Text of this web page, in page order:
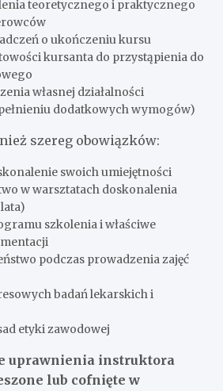
teoretycznego i praktycznego
o ukończeniu kursu
kursanta do przystąpienia do
własnej działalności
dodatkowych wymogów)
szereg obowiązków:
swoich umiejętności
w warsztatach doskonalenia
szkolenia i właściwe
podczas prowadzenia zajęć
badań lekarskich i
etyki zawodowej
uprawnienia instruktora
lub cofnięte w